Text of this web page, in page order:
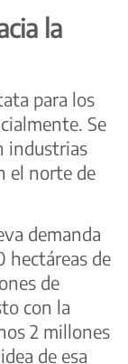
la
para los
Se
industrias
el norte de
demanda
hectáreas de
de
con la
2 millones
de esa